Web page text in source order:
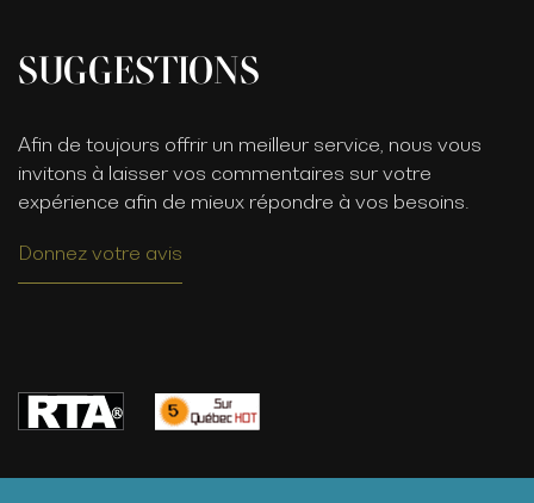
SUGGESTIONS
Afin de toujours offrir un meilleur service, nous vous
invitons à laisser vos commentaires sur votre
expérience afin de mieux répondre à vos besoins.
Donnez votre avis